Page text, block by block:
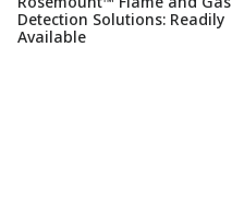
Detection Solutions: Readily
Available